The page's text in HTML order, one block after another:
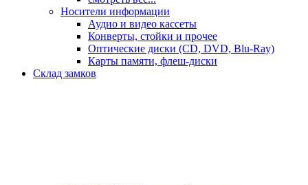
Носители информации
Аудио и видео кассеты
Конверты, стойки и прочее
Оптические диски (CD, DVD, Blu-Ray)
Карты памяти, флеш-диски
Склад замков